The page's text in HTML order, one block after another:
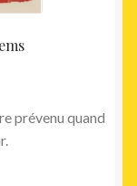
prévenu quand